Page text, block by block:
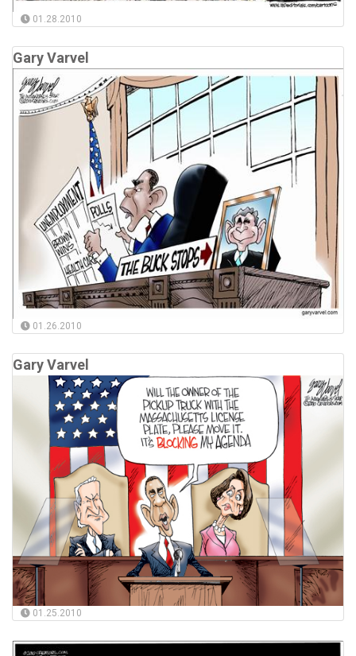
01.28.2010
Gary Varvel
01.26.2010
Gary Varvel
01.25.2010